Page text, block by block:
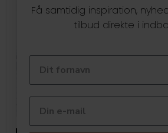
Få samtidig inspiration,
tilbud direkte i